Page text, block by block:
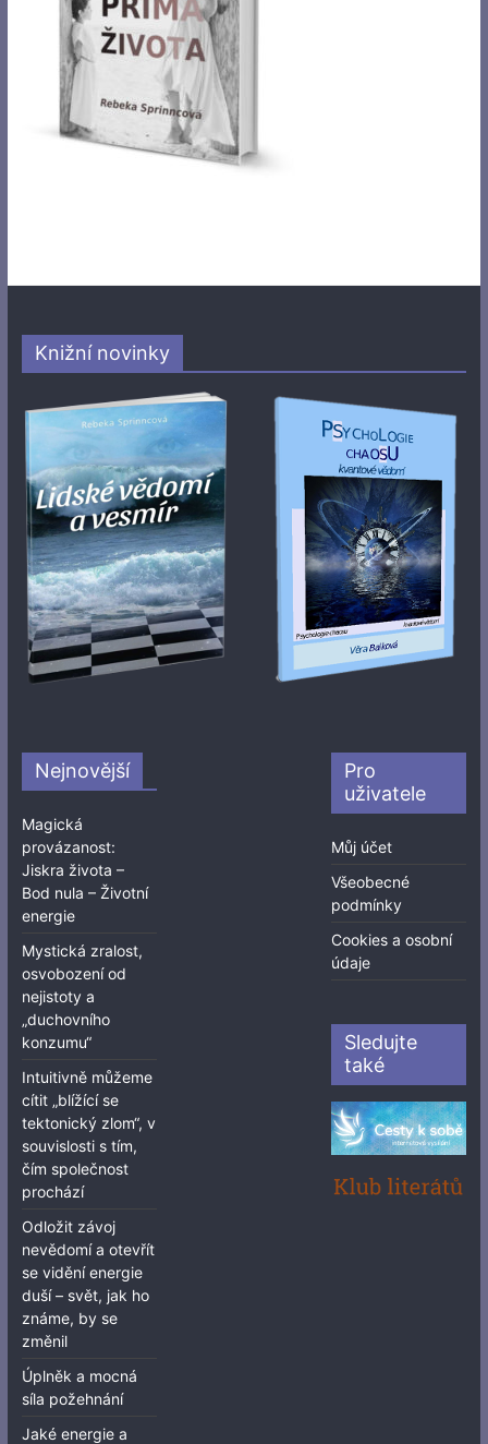
Knižní novinky
Nejnovější
Magická
provázanost:
Jiskra života –
Bod nula – Životní
energie
Mystická zralost,
osvobození od
nejistoty a
„duchovního
konzumu“
Intuitivně můžeme
cítit „blížící se
tektonický zlom“, v
souvislosti s tím,
čím společnost
prochází
Odložit závoj
nevědomí a otevřít
se vidění energie
duší – svět, jak ho
známe, by se
změnil
Úplněk a mocná
síla požehnání
Jaké energie a
Pro
uživatele
Můj účet
Všeobecné
podmínky
Cookies a osobní
údaje
Sledujte
také